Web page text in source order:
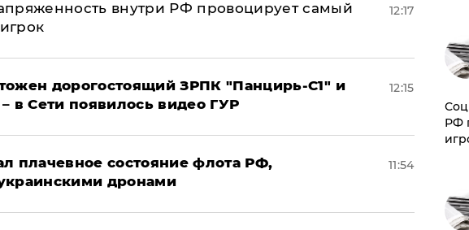
внутри РФ провоцирует самый
12:17
дорогостоящий ЗРПК "Панцирь-С1" и
в Сети появилось видео ГУР
12:15
плачевное состояние флота РФ,
дронами
11:54
РФ